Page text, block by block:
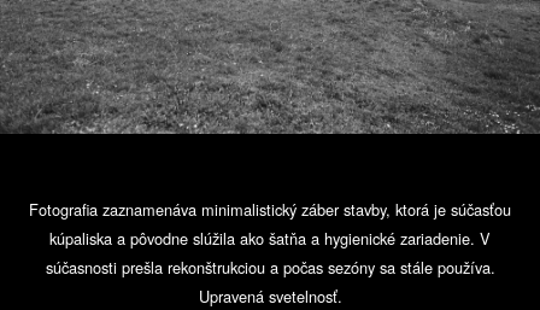
Fotografia zaznamenáva minimalistický záber stavby, ktorá je súčasťou
kúpaliska a pôvodne slúžila ako šatňa a hygienické zariadenie. V
súčasnosti prešla rekonštrukciou a počas sezóny sa stále používa.
Upravená svetelnosť.